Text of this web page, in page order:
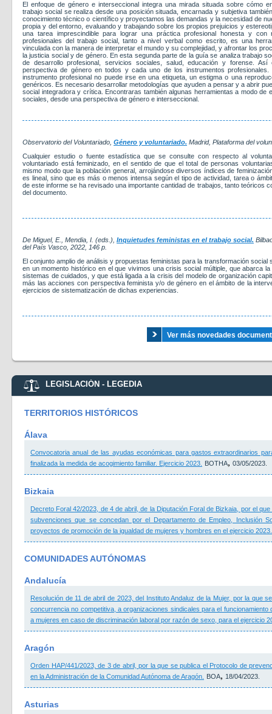
El enfoque de género e interseccional integra una mirada situada sobre cómo
trabajo social se realiza desde una posición situada, encarnada y subjetiva
conocimiento técnico o científico y proyectamos las demandas y la necesidad de
propia y del entorno, evaluando y trabajando sobre los propios prejuicios y
una tarea imprescindible para lograr una práctica profesional honesta y
profesionales del trabajo social, tanto a nivel verbal como escrito, es una
vinculada con la manera de interpretar el mundo y su complejidad, y afrontar los
la justicia social y de género. En esta segunda parte de la guía se analiza trabajo
de desarrollo profesional, servicios sociales, salud, educación y forense.
perspectiva de género en todos y cada uno de los instrumentos
instrumento profesional no puede irse en una etiqueta, un estigma o una
genéricos. Es necesario desarrollar metodologías que ayuden a pensar y a abrir
social integradora y crítica. Encontraras también algunas herramientas a modo de
sociales, desde una perspectiva de género e interseccional.
Observatorio del Voluntariado, Género y voluntariado. Madrid, Plataforma del
Cualquier estudio o fuente estadística que se consulte con respecto al
voluntariado está feminizado, en el sentido de que el total de personas
mismo modo que la población general, arrojándose diversos índices de
es lineal, sino que es más o menos intensa según el tipo de actividad, tarea o
de este informe se ha revisado una importante cantidad de trabajos, tanto teóricos
del documento.
De Miguel, E., Mendia, I. (eds.), Inquietudes feministas en el trabajo social.
del País Vasco , 2022 , 146 p.
El conjunto amplio de análisis y propuestas feministas para la transformación
en un momento histórico en el que vivimos una crisis social múltiple, que abarca
sistemas de cuidados, y que está ligada a la crisis del modelo de organización
más las acciones con perspectiva feminista y/o de género en el ámbito de la
ejercicios de sistematización de dichas experiencias.
Ver más novedades
LEGISLACIÓN - LEGEDIA
TERRITORIOS HISTÓRICOS
Álava
Convocatoria anual de las ayudas económicas para gastos extraordinarios
finalizada la medida de acogimiento familiar. Ejercicio 2023.
BOTHA, 03/05/2023.
Bizkaia
Decreto Foral 42/2023, de 4 de abril, de la Diputación Foral de Bizkaia, por el
subvenciones que se concedan por el Departamento de Empleo, Inclusión
proyectos de promoción de la igualdad de mujeres y hombres en el ejercicio 2023.
COMUNIDADES AUTÓNOMAS
Andalucía
Resolución de 11 de abril de 2023, del Instituto Andaluz de la Mujer, por la que
concurrencia no competitiva, a organizaciones sindicales para el
a mujeres en caso de discriminación laboral por razón de sexo, para el ejercicio
Aragón
Orden HAP/441/2023, de 3 de abril, por la que se publica el Protocolo de
en la Administración de la Comunidad Autónoma de Aragón.
BOA, 18/04/2023.
Asturias